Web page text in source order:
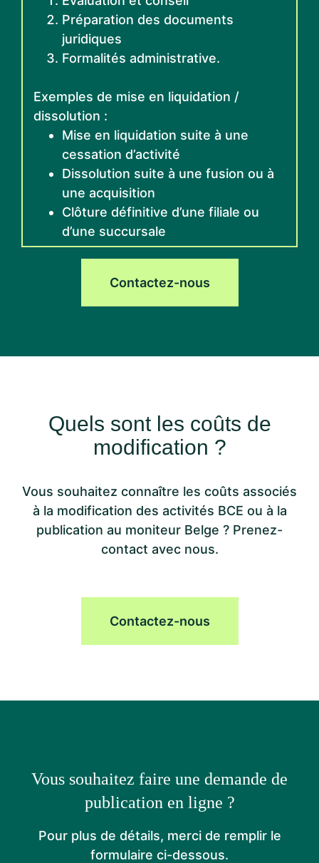
Préparation des documents
juridiques
Formalités administrative.
Exemples de mise en liquidation /
dissolution :
Mise en liquidation suite à une
cessation d’activité
Dissolution suite à une fusion ou à
une acquisition
Clôture définitive d’une filiale ou
d’une succursale
Contactez-nous
Quels sont les coûts de
modification ?
Vous souhaitez connaître les coûts associés
à la modification des activités BCE ou à la
publication au moniteur Belge ? Prenez-
contact avec nous.
Contactez-nous
Vous souhaitez faire une demande de
publication en ligne ?
Pour plus de détails, merci de remplir le
formulaire ci-dessous.